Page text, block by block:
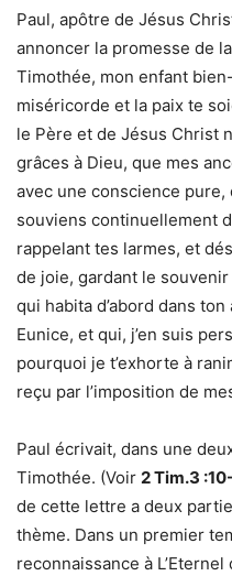
Paul, apôtre de Jésus
annoncer la promesse de
Timothée, mon enfant
miséricorde et la paix te
le Père et de Jésus Christ
grâces à Dieu, que mes
avec une conscience
souviens continuellement
rappelant tes larmes, et
de joie, gardant le
qui habita d’abord dans
Eunice, et qui, j’en suis
pourquoi je t’exhorte à
reçu par l’imposition de
Paul écrivait, dans une
Timothée. (Voir 2 Tim.3
de cette lettre a deux
thème. Dans un premier
reconnaissance à